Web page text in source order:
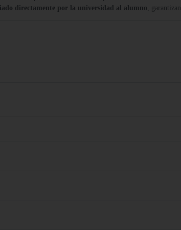
directamente por la universidad al alumno,